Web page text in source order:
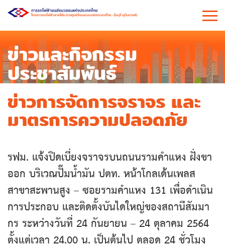
ข่าวและกิจกรรม
ประชาสัมพันธ์
ข่าวการจัดการจราจร และ
มาตรการความปลอดภัย
รฟม. แจ้งปิดเบี่ยงจราจรบนถนนรามคำแหง ฝั่งขา
ออก บริเวณปั๊มน้ำมัน ปตท. หน้าโกลเด้นเพลส
สาขาสะพานสูง – ซอยรามคำแหง 131 เพื่อดำเนิน
การประกอบ และติดตั้งบันไดใหญ่ของสถานีสัมมา
กร ระหว่างวันที่ 24 กันยายน – 24 ตุลาคม 2564
ตั้งแต่เวลา 24.00 น. เป็นต้นไป ตลอด 24 ชั่วโมง